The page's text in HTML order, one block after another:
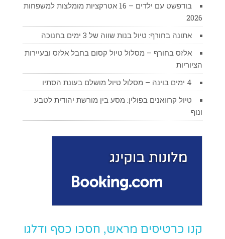
בודפשט עם ילדים – 16 אטרקציות מומלצות למשפחות
2026
אתונה בחורף: טיול בנות שווה של 3 ימים בחנוכה
אלזס בחורף – מסלול טיול קסום בחבל אלזס ובעיירות
הציוריות
4 ימים בוינה – מסלול טיול מושלם בעונת הסתיו
טיול קרוואנים בפולין: מסע בין מורשת יהודית לטבע
ונוף
קנו כרטיסים מראש, חסכו כסף ודלגו